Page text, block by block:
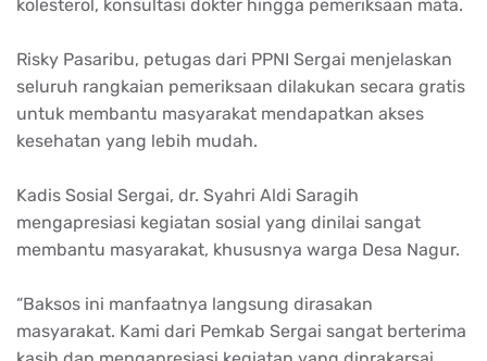
kolesterol, konsultasi dokter hingga pemeriksaan mata.
Risky Pasaribu, petugas dari PPNI Sergai menjelaskan
seluruh rangkaian pemeriksaan dilakukan secara gratis
untuk membantu masyarakat mendapatkan akses
kesehatan yang lebih mudah.
Kadis Sosial Sergai, dr. Syahri Aldi Saragih
mengapresiasi kegiatan sosial yang dinilai sangat
membantu masyarakat, khususnya warga Desa Nagur.
“Baksos ini manfaatnya langsung dirasakan
masyarakat. Kami dari Pemkab Sergai sangat berterima